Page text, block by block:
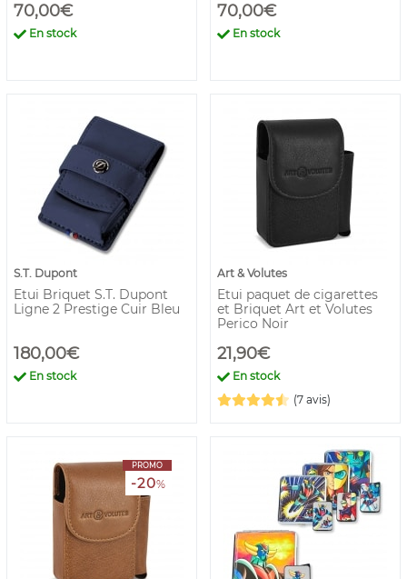
70,00€
En stock
70,00€
En stock
S.T. Dupont
Etui Briquet S.T. Dupont
Ligne 2 Prestige Cuir Bleu
180,00€
En stock
Art & Volutes
Etui paquet de cigarettes
et Briquet Art et Volutes
Perico Noir
21,90€
En stock
(7 avis)
PROMO
-20%